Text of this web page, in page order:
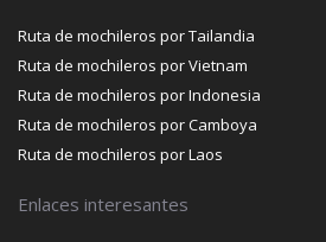
Ruta de mochileros por Tailandia
Ruta de mochileros por Vietnam
Ruta de mochileros por Indonesia
Ruta de mochileros por Camboya
Ruta de mochileros por Laos
Enlaces interesantes